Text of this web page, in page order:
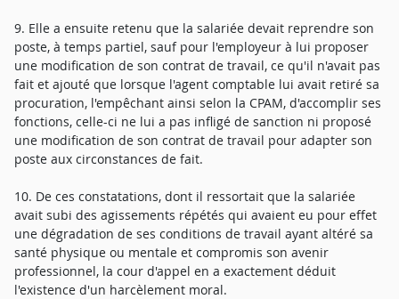
9. Elle a ensuite retenu que la salariée devait reprendre son
poste, à temps partiel, sauf pour l'employeur à lui proposer
une modification de son contrat de travail, ce qu'il n'avait pas
fait et ajouté que lorsque l'agent comptable lui avait retiré sa
procuration, l'empêchant ainsi selon la CPAM, d'accomplir ses
fonctions, celle-ci ne lui a pas infligé de sanction ni proposé
une modification de son contrat de travail pour adapter son
poste aux circonstances de fait.
10. De ces constatations, dont il ressortait que la salariée
avait subi des agissements répétés qui avaient eu pour effet
une dégradation de ses conditions de travail ayant altéré sa
santé physique ou mentale et compromis son avenir
professionnel, la cour d'appel en a exactement déduit
l'existence d'un harcèlement moral.